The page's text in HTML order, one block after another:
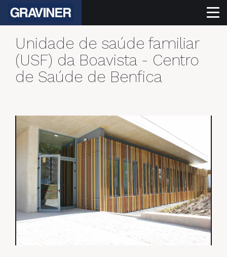
Unidade de saúde familiar
(USF) da Boavista - Centro
de Saúde de Benfica